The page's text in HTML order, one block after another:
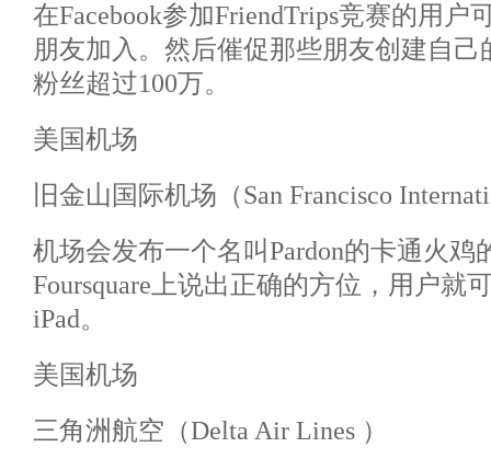
在Facebook参加FriendTrips竞赛的用户
朋友加入。然后催促那些朋友创建自己
粉丝超过100万。
美国机场
旧金山国际机场（San Francisco
机场会发布一个名叫Pardon的卡通火鸡
Foursquare上说出正确的方位，用户就
iPad。
美国机场
三角洲航空（Delta Air Lines ）